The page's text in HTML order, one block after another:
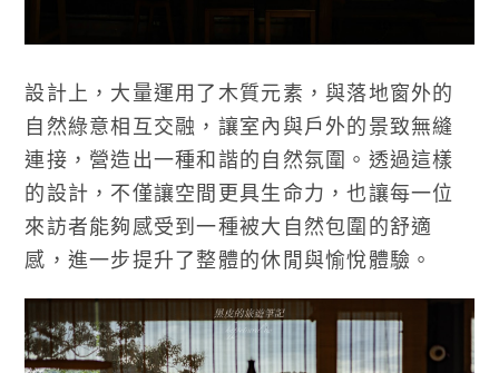
設計上，大量運用了木質元素，與落地窗外的
自然綠意相互交融，讓室內與戶外的景致無縫
連接，營造出一種和諧的自然氛圍。透過這樣
的設計，不僅讓空間更具生命力，也讓每一位
來訪者能夠感受到一種被大自然包圍的舒適
感，進一步提升了整體的休閒與愉悅體驗。